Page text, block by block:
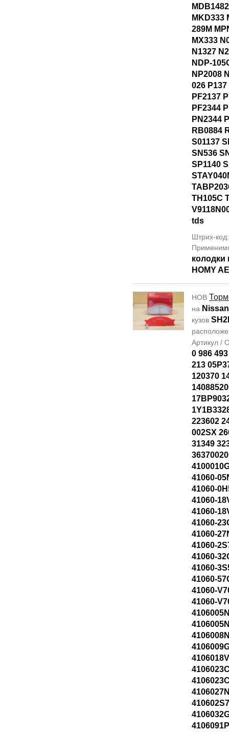
MKD333
289M
MX333
N1327
NDP-
NP2008
026 P137
PF2137
PF2344
PN2344
RB0884
S01137
SN536
SP1140
TH105C
tds
Штрих-
колодки
HOMY
НОВ
на
кузов
Артикул /
0 986
213
120370
223602
002SX
31349
41060-
41060-
41060-
41060-
41060-
41060-
41060-
41060-
41060-
41060-
41060-
41060-